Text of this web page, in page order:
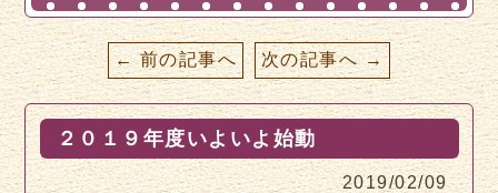
← 前の記事へ 次の記事へ →
２０１９年度いよいよ始動
2019/02/09